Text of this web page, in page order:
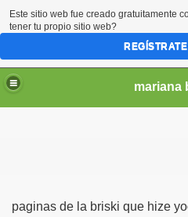
mariana
paginas de la briski que hize
Este sitio web fue creado gratuitamente
tener tu propio sitio web?